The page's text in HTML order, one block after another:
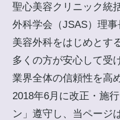
聖心美容クリニック統
外科学会（JSAS）理事
美容外科をはじめとす
多くの方が安心して受
業界全体の信頼性を高
2018年6月に改正・施
ン」遵守し、当ページ